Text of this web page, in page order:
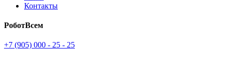
Контакты
РоботВсем
+7 (905) 000 - 25 - 25